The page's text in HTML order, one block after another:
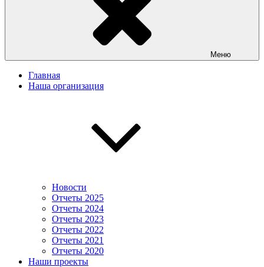
Меню
Главная
Наша организация
Новости
Отчеты 2025
Отчеты 2024
Отчеты 2023
Отчеты 2022
Отчеты 2021
Отчеты 2020
Наши проекты